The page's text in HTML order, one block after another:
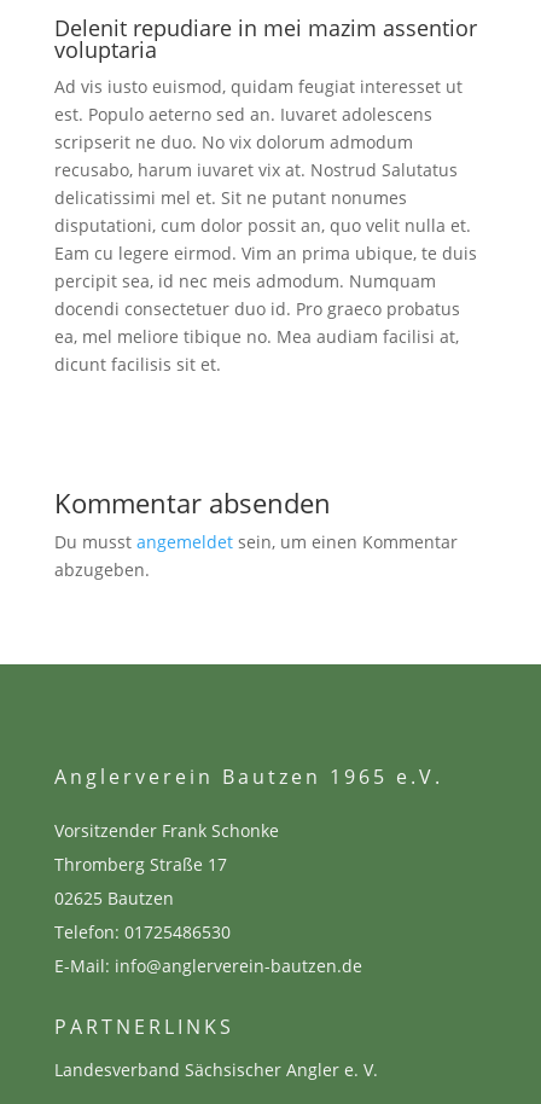
Delenit repudiare in mei mazim assentior
voluptaria
Ad vis iusto euismod, quidam feugiat interesset ut
est. Populo aeterno sed an. Iuvaret adolescens
scripserit ne duo. No vix dolorum admodum
recusabo, harum iuvaret vix at. Nostrud Salutatus
delicatissimi mel et. Sit ne putant nonumes
disputationi, cum dolor possit an, quo velit nulla et.
Eam cu legere eirmod. Vim an prima ubique, te duis
percipit sea, id nec meis admodum. Numquam
docendi consectetuer duo id. Pro graeco probatus
ea, mel meliore tibique no. Mea audiam facilisi at,
dicunt facilisis sit et.
Kommentar absenden
Du musst angemeldetsein, um einen Kommentar
abzugeben.
Anglerverein Bautzen 1965 e.V.
Vorsitzender Frank Schonke
Thromberg Straße 17
02625 Bautzen
Telefon: 01725486530
E-Mail: info@anglerverein-bautzen.de
PARTNERLINKS
Landesverband Sächsischer Angler e. V.